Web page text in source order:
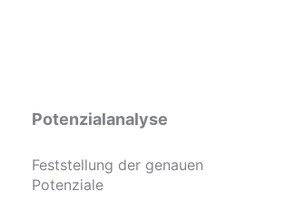
Potenzialanalyse
Feststellung der genauen
Potenziale